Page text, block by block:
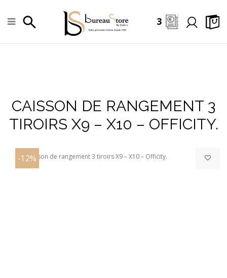
3
CAISSON DE RANGEMENT 3
TIROIRS X9 – X10 – OFFICITY.
-12% +